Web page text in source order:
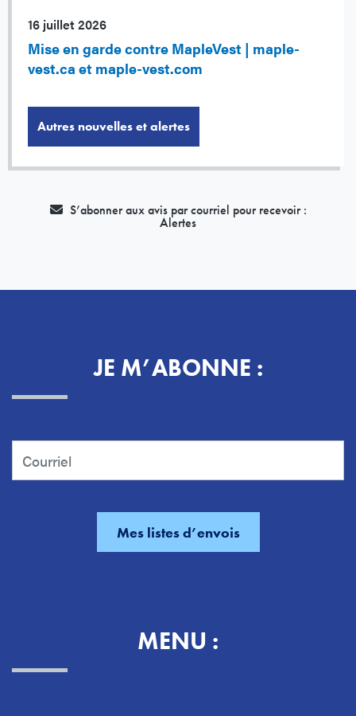
16 juillet 2026
Mise en garde contre MapleVest | maple-
vest.ca et maple-vest.com
Autres nouvelles et alertes
S’abonner aux avis par courriel pour recevoir :
Alertes
JE M’ABONNE :
MENU :